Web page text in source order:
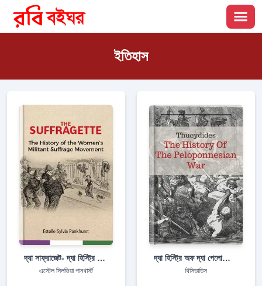
ইতিহাস
দ্যা সাফ্রাজেট- দ্যা হিস্ট্রি অফ দ্যা ওয়েমেন'স মিলিট্যান্ট সাফারেজ মুভমেন্ট
এস্টেল সিলভিয়া পানখার্স্ট
দ্যা হিস্ট্রি অফ দ্যা পেলোপোনেসিয়ান ওয়ার
থিসিডাডিস